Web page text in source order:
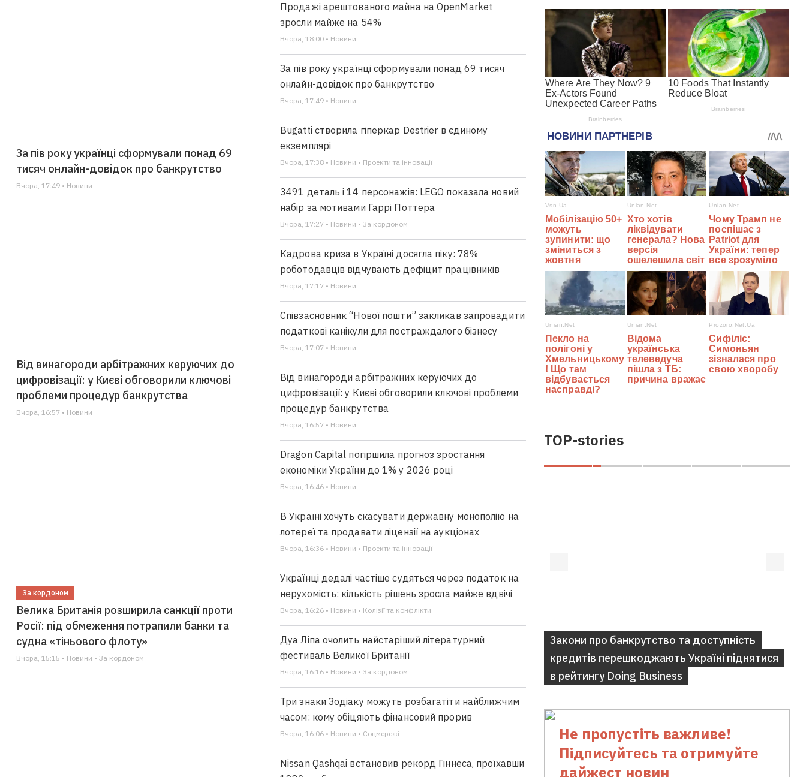
За пів року українці сформували понад 69
тисяч онлайн-довідок про банкрутство
Вчора, 17:49 • Новини
Від винагороди арбітражних керуючих до
цифровізації: у Києві обговорили ключові
проблеми процедур банкрутства
Вчора, 16:57 • Новини
За кордоном
Велика Британія розширила санкції проти
Росії: під обмеження потрапили банки та
судна «тіньового флоту»
Вчора, 15:15 • Новини • За кордоном
Продажі арештованого майна на OpenMarket
зросли майже на 54%
Вчора, 18:00 • Новини
За пів року українці сформували понад 69 тисяч
онлайн-довідок про банкрутство
Вчора, 17:49 • Новини
Bugatti створила гіперкар Destrier в єдиному
екземплярі
Вчора, 17:38 • Новини • Проекти та інновації
3491 деталь і 14 персонажів: LEGO показала новий
набір за мотивами Гаррі Поттера
Вчора, 17:27 • Новини • За кордоном
Кадрова криза в Україні досягла піку: 78%
роботодавців відчувають дефіцит працівників
Вчора, 17:17 • Новини
Співзасновник “Нової пошти” закликав запровадити
податкові канікули для постраждалого бізнесу
Вчора, 17:07 • Новини
Від винагороди арбітражних керуючих до
цифровізації: у Києві обговорили ключові проблеми
процедур банкрутства
Вчора, 16:57 • Новини
Dragon Capital погіршила прогноз зростання
економіки України до 1% у 2026 році
Вчора, 16:46 • Новини
В Україні хочуть скасувати державну монополію на
лотереї та продавати ліцензії на аукціонах
Вчора, 16:36 • Новини • Проекти та інновації
Українці дедалі частіше судяться через податок на
нерухомість: кількість рішень зросла майже вдвічі
Вчора, 16:26 • Новини • Колізії та конфлікти
Дуа Ліпа очолить найстаріший літературний
фестиваль Великої Британії
Вчора, 16:16 • Новини • За кордоном
Три знаки Зодіаку можуть розбагатіти найближчим
часом: кому обіцяють фінансовий прорив
Вчора, 16:06 • Новини • Соцмережі
Nissan Qashqai встановив рекорд Гіннеса, проїхавши
TOP-stories
Закони про банкрутство та доступність
кредитів перешкоджають Україні піднятися
в рейтингу Doing Business
Не пропустіть важливе!
Підписуйтесь та отримуйте
дайжест новин